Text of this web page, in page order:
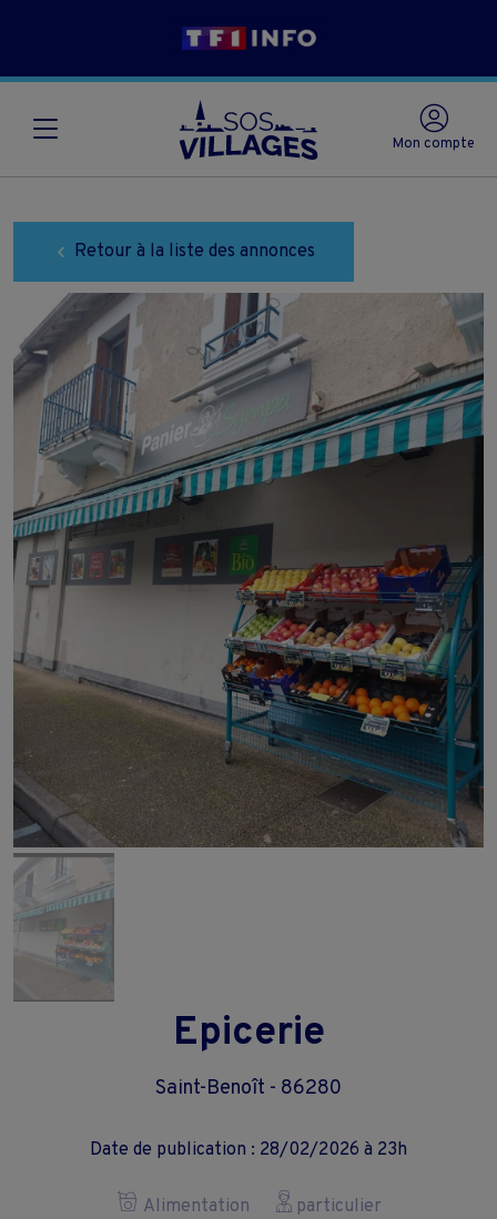
Mon compte
Retour à la liste des annonces
Epicerie
Saint-Benoît - 86280
Date de publication : 28/02/2026 à 23h
Alimentation particulier